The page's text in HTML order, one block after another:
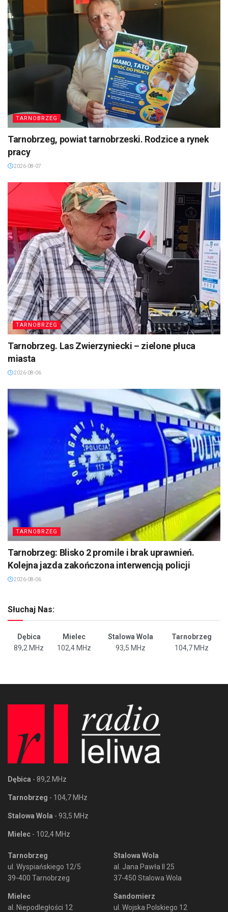
TARNOBRZEG
Tarnobrzeg, powiat tarnobrzeski. Rodzice a rynek
pracy
2026-08-07
TARNOBRZEG
Tarnobrzeg. Las Zwierzyniecki – zielone płuca
miasta
2026-08-06
TARNOBRZEG
Tarnobrzeg: Blisko 2 promile i brak uprawnień.
Kolejna jazda zakończona interwencją policji
2026-08-06
Słuchaj Nas:
Dębica Mielec Stalowa Wola
Tarnobrzeg
89,2 MHz
102,4 MHz 93,5 MHz 104,7 MHz
Dębica - 89,2 MHz
Tarnobrzeg - 104,7 MHz
Stalowa Wola - 93,5 MHz
Mielec - 102,4 MHz
Tarnobrzeg
ul. Wyspiańskiego 12/5
39-400 Tarnobrzeg
Mielec
al. Niepodległości 12
Stalowa Wola
al. Jana Pawła II 25
37-450 Stalowa Wola
Sandomierz
ul. Wojska Polskiego 12